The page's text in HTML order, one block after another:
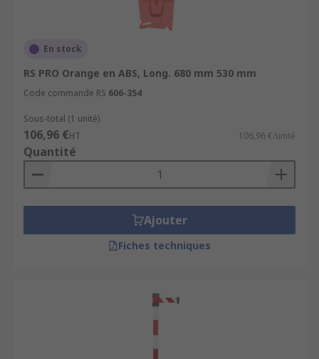
En stock
RS PRO Orange en ABS, Long. 680 mm 530 mm
Code commande RS 606-354
Sous-total (1 unité)
106,96 €HT 106,96 €/unité
Quantité
Ajouter
Fiches techniques